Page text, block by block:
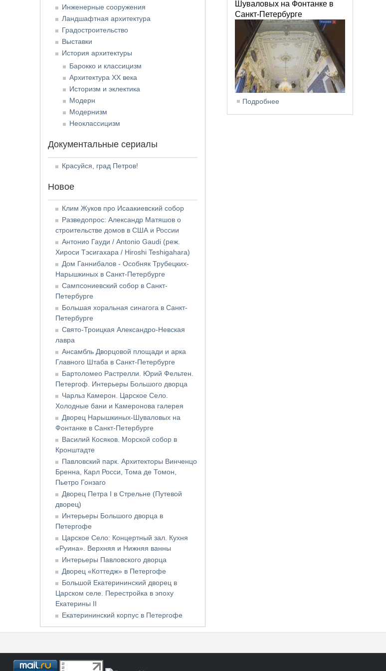
Шуваловых на Фонтанке в
Санкт-Петербурге
Подробнее
Инженерные сооружения
Ландшафтная архитектура
Градостроительство
Выставки
История архитектуры
Барокко и классицизм
Архитектура XX века
Историзм и эклектика
Модерн
Модернизм
Неоклассицизм
Документальные сериалы
Красуйся, град Петров!
Новое
Клим Жуков про Исаакиевский собор
Разведопрос: Александр Матяшов о
строительстве домов в США и России
Антонио Гауди / Antonio Gaudi (реж.
Хироси Тэсигахара / Hiroshi Teshigahara)
Дом Ганнибалов - Особняк Трубецких-
Нарышкиных в Санкт-Петербурге
Сампсониевский собор в Санкт-
Петербурге
Большая хоральная синагога в Санкт-
Петербурге
Свято-Троицкая Александро-Невская
лавра
Ансамбль Дворцовой площади и арка
Главного Штаба в Санкт-Петербурге
Бартоломео Растрелли. Юрий Фельтен.
Петергоф. Интерьеры Большого дворца
Чарльз Камерон. Царское Село.
Холодные бани и Камеронова галерея
Дворец Нарышкиных-Шуваловых на
Фонтанке в Санкт-Петербурге
Василий Косяков. Морской собор в
Кронштадте
Павловский парк. Архитекторы Винченцо
Бренна, Карл Росси, Тома де Томон,
Пьетро Гонзаго
Дворец Петра I в Стрельне (Путевой
дворец)
Интерьеры Большого дворца в
Петергофе
Царское Село: Концертный зал. Кухня
«Руина». Верхняя и Нижняя ванны
Интерьеры Павловского дворца
Дворец «Коттедж» в Петергофе
Большой Екатерининский дворец в
Царском селе. Перестройка в эпоху
Екатерины II
Екатерининский корпус в Петергофе